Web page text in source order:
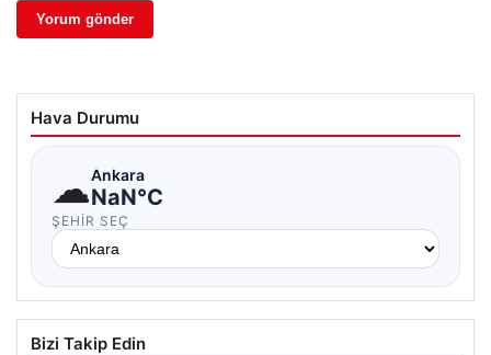
Hava Durumu
☁Ankara
NaN°C
ŞEHIR SEÇ
Bizi Takip Edin